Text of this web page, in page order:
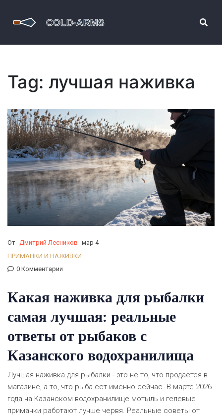
Tag: лучшая наживка
От Дмитрий Лесников мар 4
ПРИМАНКИ И НАЖИВКИ
0 Комментарии
Какая наживка для рыбалки
самая лучшая: реальные
ответы от рыбаков с
Казанского водохранилища
Лучшая наживка для рыбалки - это не то, что продается в
магазине, а то, что рыба ест именно сейчас. В марте 2026
года на Казанском водохранилище мотыль и гелевые
приманки работают лучше червя. Реальные советы от